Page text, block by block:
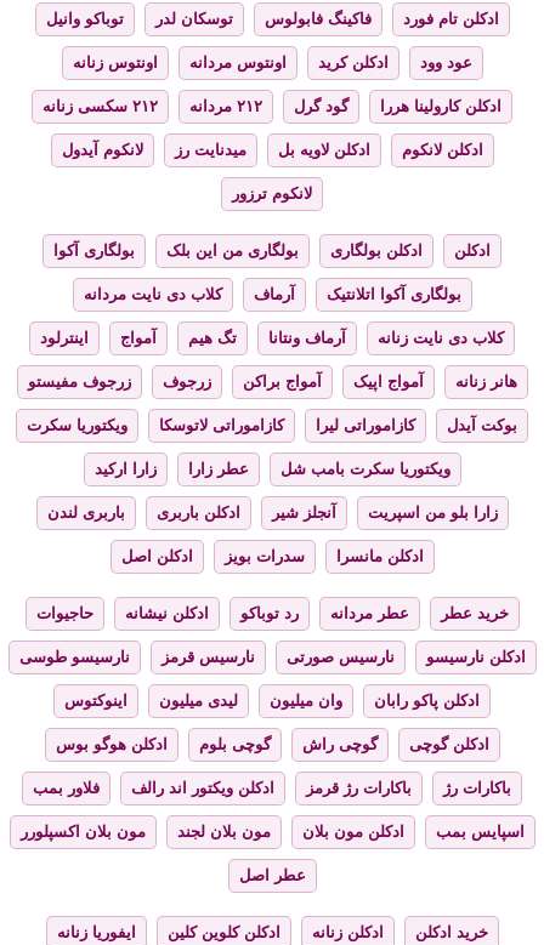
ادکلن تام فورد فاکینگ فابولوس توسکان لدر توباکو وانیل
عود وود ادکلن کرید اونتوس مردانه اونتوس زنانه
ادکلن کارولینا هررا گود گرل ۲۱۲ مردانه ۲۱۲ سکسی زنانه
ادکلن لانکوم ادکلن لاویه بل میدنایت رز لانکوم آیدول
لانکوم ترزور
ادکلن ادکلن بولگاری بولگاری من این بلک بولگاری آکوا
بولگاری آکوا اتلانتیک آرماف کلاب دی نایت مردانه
کلاب دی نایت زنانه آرماف ونتانا تگ هیم آمواج اینترلود
هانر زنانه آمواج اپیک آمواج براکن زرجوف زرجوف مفیستو
بوکت آیدل کازاموراتی لیرا کازاموراتی لاتوسکا ویکتوریا سکرت
ویکتوریا سکرت بامب شل عطر زارا زارا ارکید
زارا بلو من اسپریت آنجلز شیر ادکلن باربری باربری لندن
ادکلن مانسرا سدرات بویز ادکلن اصل
خرید عطر عطر مردانه رد توباکو ادکلن نیشانه حاجیوات
ادکلن نارسیسو نارسیس صورتی نارسیس قرمز نارسیسو طوسی
ادکلن پاکو رابان وان میلیون لیدی میلیون اینوکتوس
ادکلن گوچی گوچی راش گوچی بلوم ادکلن هوگو بوس
باکارات رژ باکارات رژ قرمز ادکلن ویکتور اند رالف فلاور بمب
اسپایس بمب ادکلن مون بلان مون بلان لجند مون بلان اکسپلورر
عطر اصل
خرید ادکلن ادکلن زنانه ادکلن کلوین کلین ایفوریا زنانه